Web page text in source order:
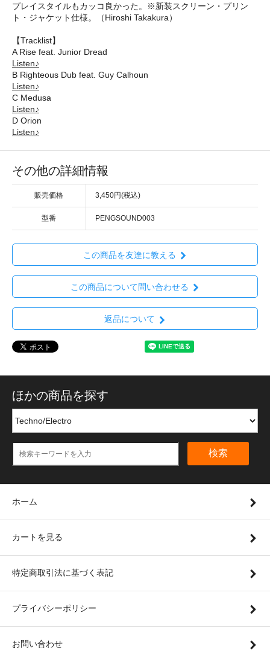
プレイスタイルもカッコ良かった。※新装スクリーン・プリン
ト・ジャケット仕様。（Hiroshi Takakura）
【Tracklist】
A Rise feat. Junior Dread
Listen♪
B Righteous Dub feat. Guy Calhoun
Listen♪
C Medusa
Listen♪
D Orion
Listen♪
その他の詳細情報
販売価格 3,450円(税込)
型番 PENGSOUND003
この商品を友達に教える
この商品について問い合わせる
返品について
ほかの商品を探す
検索
ホーム
カートを見る
特定商取引法に基づく表記
プライバシーポリシー
お問い合わせ